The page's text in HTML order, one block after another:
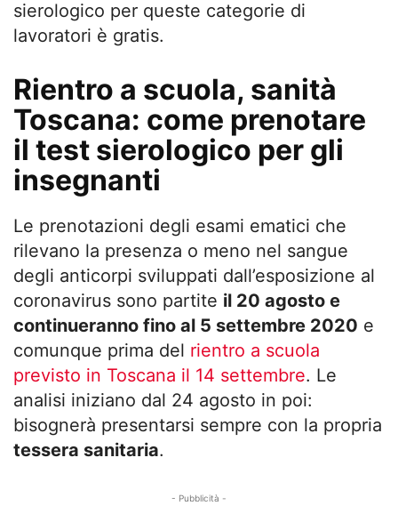
sierologico per queste categorie di
lavoratori è gratis.
Rientro a scuola, sanità
Toscana: come prenotare
il test sierologico per gli
insegnanti
Le prenotazioni degli esami ematici che
rilevano la presenza o meno nel sangue
degli anticorpi sviluppati dall’esposizione al
coronavirus sono partite il 20 agosto e
continueranno fino al 5 settembre 2020 e
comunque prima del rientro a scuola
previsto in Toscana il 14 settembre. Le
analisi iniziano dal 24 agosto in poi:
bisognerà presentarsi sempre con la propria
tessera sanitaria.
- Pubblicità -